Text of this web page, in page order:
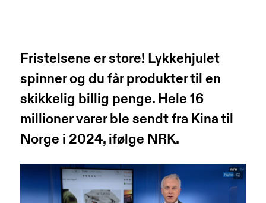
Fristelsene er store! Lykkehjulet
spinner og du får produkter til en
skikkelig billig penge. Hele 16
millioner varer ble sendt fra Kina til
Norge i 2024, ifølge NRK.